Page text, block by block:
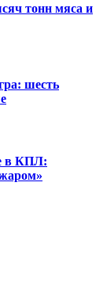
тонн мяса и
шесть
в КПЛ: